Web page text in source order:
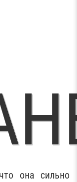
она сильно